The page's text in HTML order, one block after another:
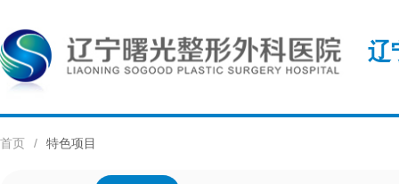
辽
首页 / 特色项目